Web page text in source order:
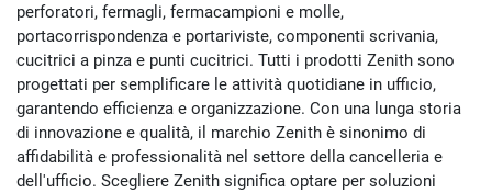
perforatori, fermagli, fermacampioni e molle,
portacorrispondenza e portariviste, componenti scrivania,
cucitrici a pinza e punti cucitrici. Tutti i prodotti Zenith sono
progettati per semplificare le attività quotidiane in ufficio,
garantendo efficienza e organizzazione. Con una lunga storia
di innovazione e qualità, il marchio Zenith è sinonimo di
affidabilità e professionalità nel settore della cancelleria e
dell'ufficio. Scegliere Zenith significa optare per soluzioni